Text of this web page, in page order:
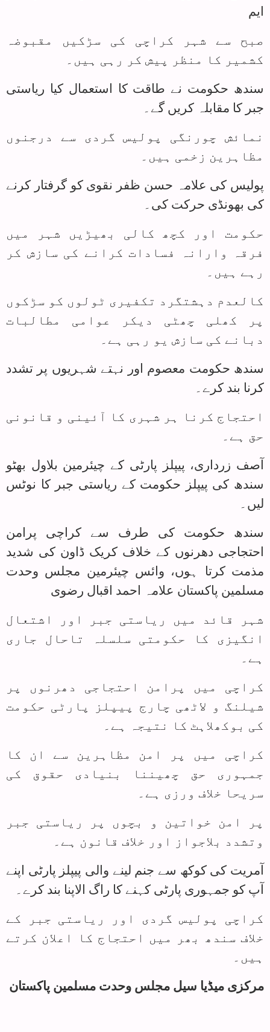
ایم
صبح سے شہر کراچی کی سڑکیں مقبوضہ
کشمیر کا منظر پیش کر رہی ہیں۔
سندھ حکومت نے طاقت کا استعمال کیا ریاستی
جبر کا مقابلہ کریں گے۔
نمائش چورنگی پولیس گردی سے درجنوں
مظاہرین زخمی ہیں۔
پولیس کی علامہ حسن ظفر نقوی کو گرفتار کرنے
کی بھونڈی حرکت کی۔
حکومت اور کچھ کالی بھیڑیں شہر میں
فرقہ وارانہ فسادات کرانے کی سازش کر
رہے ہیں۔
کالعدم دہشتگرد تکفیری ٹولوں کو سڑکوں
پر کھلی چھٹی دیکر عوامی مطالبات
دبانے کی سازش یو رہی ہے۔
سندھ حکومت معصوم اور نہتے شہریوں پر تشدد
کرنا بند کرے۔
احتجاج کرنا ہر شہری کا آئینی و قانونی
حق ہے۔
آصف زرداری، پیپلز پارٹی کے چیئرمین بلاول بھٹو
سندھ کی پیپلز حکومت کے ریاستی جبر کا نوٹس
لیں۔
سندھ حکومت کی طرف سے کراچی پرامن
احتجاجی دھرنوں کے خلاف کریک ڈاون کی شدید
مذمت کرتا ہوں، وائس چیئرمین مجلس وحدت
مسلمین پاکستان علامہ احمد اقبال رضوی
شہر قائد میں ریاستی جبر اور اشتعال
انگیزی کا حکومتی سلسلہ تاحال جاری
ہے۔
کراچی میں پرامن احتجاجی دھرنوں پر
شیلنگ و لاٹھی چارج پیپلز پارٹی حکومت
کی بوکھلاہٹ کا نتیجہ ہے۔
کراچی میں پر امن مظاہرین سے ان کا
جمہوری حق چھیننا بنیادی حقوق کی
سریحا خلاف ورزی ہے۔
پر امن خواتین و بچوں پر ریاستی جبر
وتشدد بلاجواز اور خلاف قانون ہے۔
آمریت کی کوکھ سے جنم لینے والی پیپلز پارٹی اپنے
آپ کو جمہوری پارٹی کہنے کا راگ الاپنا بند کرے۔
کراچی پولیس گردی اور ریاستی جبر کے
خلاف سندھ بھر میں احتجاج کا اعلان کرتے
ہیں۔
مرکزی میڈیا سیل مجلس وحدت مسلمین پاکستان